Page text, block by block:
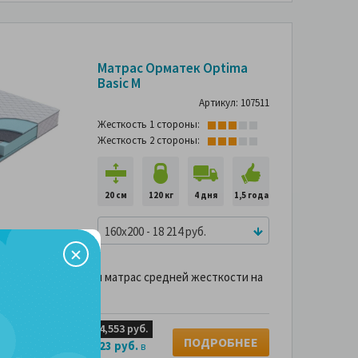
Матрас Орматек Optima
Basic M
Артикул: 107511
Жесткость 1 стороны:
Жесткость 2 стороны:
20 см 120 кг 4 дня 1,5 года
160x200 - 18 214 руб.
анатомический матрас средней жесткости на
блока.
4,553 руб.
2,023 руб.в
ПОДРОБНЕЕ